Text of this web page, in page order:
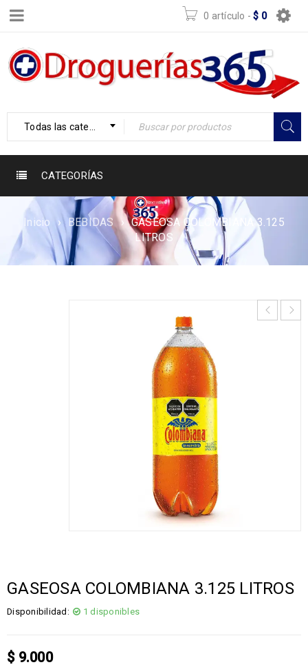
0 artículo - $ 0
Todas las categorías
CATEGORÍAS
Inicio › BEBIDAS › GASEOSA COLOMBIANA 3.125
LITROS
GASEOSA COLOMBIANA 3.125 LITROS
Disponibilidad: 1 disponibles
$9.000